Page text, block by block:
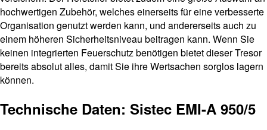
hochwertigen Zubehör, welches einerseits für eine verbesserte
Organisation genutzt werden kann, und andererseits auch zu
einem höheren Sicherheitsniveau beitragen kann. Wenn Sie
keinen integrierten Feuerschutz benötigen bietet dieser Tresor
bereits absolut alles, damit Sie ihre Wertsachen sorglos lagern
können.
Technische Daten: Sistec EMI-A 950/5